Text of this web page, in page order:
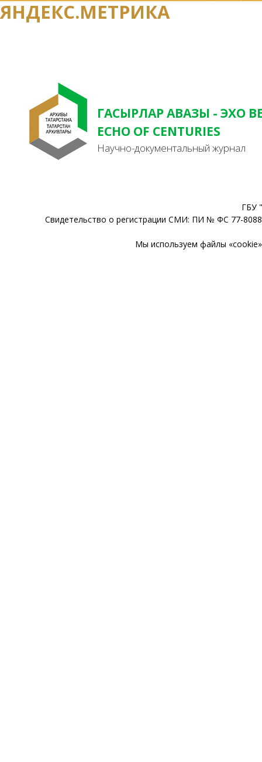
ЯНДЕКС.МЕТРИКА
ГАСЫРЛАР АВАЗЫ - ЭХО
ECHO OF CENTURIES
Научно-документальный журнал
ГБУ
Свидетельство о регистрации СМИ: ПИ № ФС 77-
Мы используем файлы «cookie»